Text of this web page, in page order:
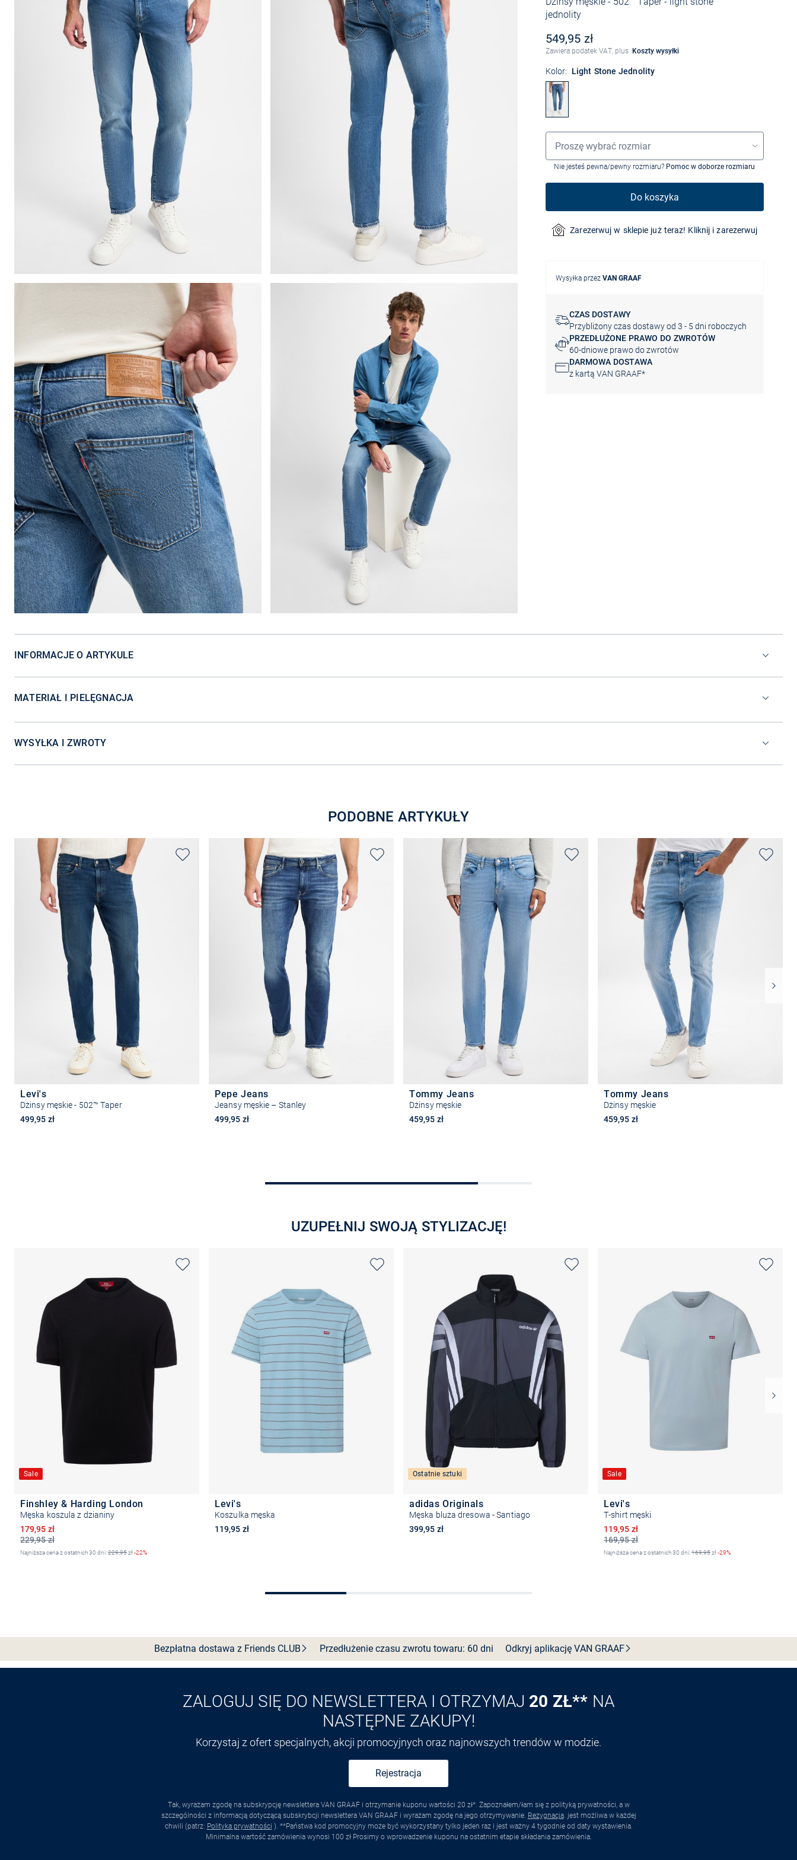
jednolity
549,95 zł
Zawiera podatek VAT, plus Koszty wysyłki
Kolor: Light Stone Jednolity
Wybór rozmiaru
Proszę wybrać rozmiar
Nie jesteś pewna/pewny rozmiaru? Pomoc w doborze rozmiaru
Do koszyka
Zarezerwuj w sklepie już teraz! Kliknij i zarezerwuj
Wysyłka przez VAN GRAAF
CZAS DOSTAWY
Przybliżony czas dostawy od 3 - 5 dni roboczych
PRZEDŁUŻONE PRAWO DO ZWROTÓW
60-dniowe prawo do zwrotów
DARMOWA DOSTAWA
z kartą VAN GRAAF*
INFORMACJE O ARTYKULE
MATERIAŁ I PIELĘGNACJA
WYSYŁKA I ZWROTY
PODOBNE ARTYKUŁY
Levi's
Dżinsy męskie - 502™ Taper
499,95 zł
Pepe Jeans
Jeansy męskie – Stanley
499,95 zł
Wybierz rozmiar
Tommy Jeans
Dżinsy męskie
459,95 zł
Wybierz rozmiar
Tommy Jeans
Dżinsy męskie
459,95 zł
UZUPEŁNIJ SWOJĄ STYLIZACJĘ!
Sale
Finshley & Harding London
Męska koszula z dzianiny
229,95 zł
Obniżona cena
179,95 zł
Najniższa cena z ostatnich 30 dni:229,95zł-22%
Levi's
Koszulka męska
119,95 zł
Wybierz rozmiar
Ostatnie sztuki
adidas Originals
Męska bluza dresowa - Santiago
399,95 zł
Sale
Levi's
T-shirt męski
169,95 zł
Obniżona cena
119,95 zł
Najniższa cena z ostatnich 30 dni:169,95zł-29%
Bezpłatna dostawa z FriendsCLUB Przedłużenie czasu zwrotu towaru: 60 dni Odkryj aplikację VAN GRAAF
ZALOGUJ SIĘ DO NEWSLETTERA I OTRZYMAJ 20 ZŁ** NA
NASTĘPNE ZAKUPY!
Korzystaj z ofert specjalnych, akcji promocyjnych oraz najnowszych trendów w modzie.
Rejestracja
Tak, wyrażam zgodę na subskrypcję newslettera VAN GRAAF i otrzymanie kuponu wartości 20 zł*. Zapoznałem/łam się z polityką prywatności, a w
szczególności z informacją dotyczącą subskrybcji newslettera VAN GRAAF i wyrażam zgodę na jego otrzymywanie. Rezygnacja. jest możliwa w każdej
chwili (patrz: Polityka prywatności ). **Państwa kod promocyjny może być wykorzystany tylko jeden raz i jest ważny 4 tygodnie od daty wystawienia.
Minimalna wartość zamówienia wynosi 100 zł Prosimy o wprowadzenie kuponu na ostatnim etapie składania zamówienia.